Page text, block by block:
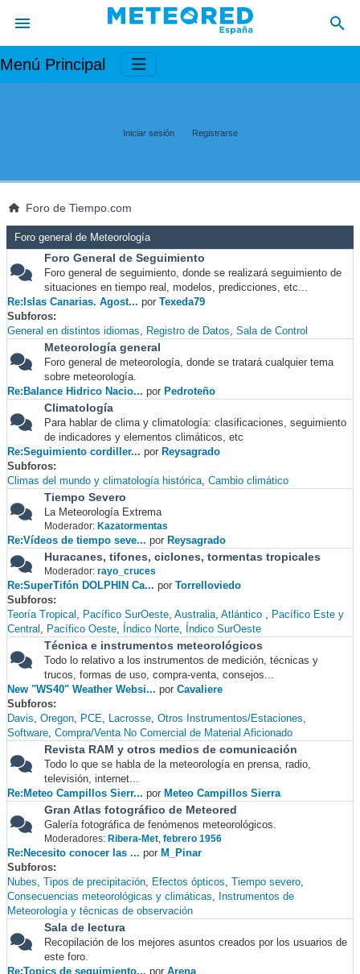
Menú Principal
Iniciar sesión Registrarse
Foro de Tiempo.com
Foro general de Meteorología
Foro General de Seguimiento
Foro general de seguimiento, donde se realizará seguimiento de
situaciones en tiempo real, modelos, predicciones, etc...
Re:Islas Canarias. Agost... por Texeda79
Subforos
General en distintos idiomas
Registro de Datos Sala de Control
Meteorología general
Foro general de meteorología, donde se tratará cualquier tema
sobre meteorología.
Re:Balance Hidrico Nacio... por Pedroteño
Climatología
Para hablar de clima y climatología: clasificaciones, seguimiento
de indicadores y elementos climáticos, etc
Re:Seguimiento cordiller... por Reysagrado
Subforos
Climas del mundo y climatología histórica Cambio climático
Tiempo Severo
La Meteorología Extrema
Moderador: Kazatormentas
Re:Vídeos de tiempo seve... por Reysagrado
Huracanes, tifones, ciclones, tormentas tropicales
Moderador: rayo_cruces
Re:SuperTifón DOLPHIN Ca... por Torrelloviedo
Subforos
Teoría Tropical
Pacífico SurOeste Australia Atlántico
Pacífico Este y
Central
Pacífico Oeste Índico Norte Índico SurOeste
Técnica e instrumentos meteorológicos
Todo lo relativo a los instrumentos de medición, técnicas y
trucos, formas de uso, compra-venta, consejos...
New "WS40" Weather Websi... por Cavaliere
Subforos
Davis Oregon PCE Lacrosse Otros Instrumentos/Estaciones
Software Compra/Venta No Comercial de Material Aficionado
Revista RAM y otros medios de comunicación
Todo lo que se habla de la meteorología en prensa, radio,
televisión, internet...
Re:Meteo Campillos Sierr... por Meteo Campillos Sierra
Gran Atlas fotográfico de Meteored
Galería fotográfica de fenómenos meteorológicos.
Moderadores: Ribera-Met, febrero 1956
Re:Necesito conocer las ... por M_Pinar
Subforos
Nubes Tipos de precipitación Efectos ópticos Tiempo severo
Consecuencias meteorológicas y climáticas
Instrumentos de
Meteorología y técnicas de observación
Sala de lectura
Recopilación de los mejores asuntos creados por los usuarios de
este foro.
Re:Topics de seguimiento... por Arena